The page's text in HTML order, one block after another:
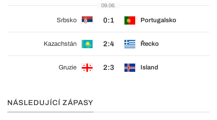
09.06.
Srbsko 0:1 Portugalsko
Kazachstán 2:4 Řecko
Gruzie 2:3 Island
NÁSLEDUJÍCÍ ZÁPASY